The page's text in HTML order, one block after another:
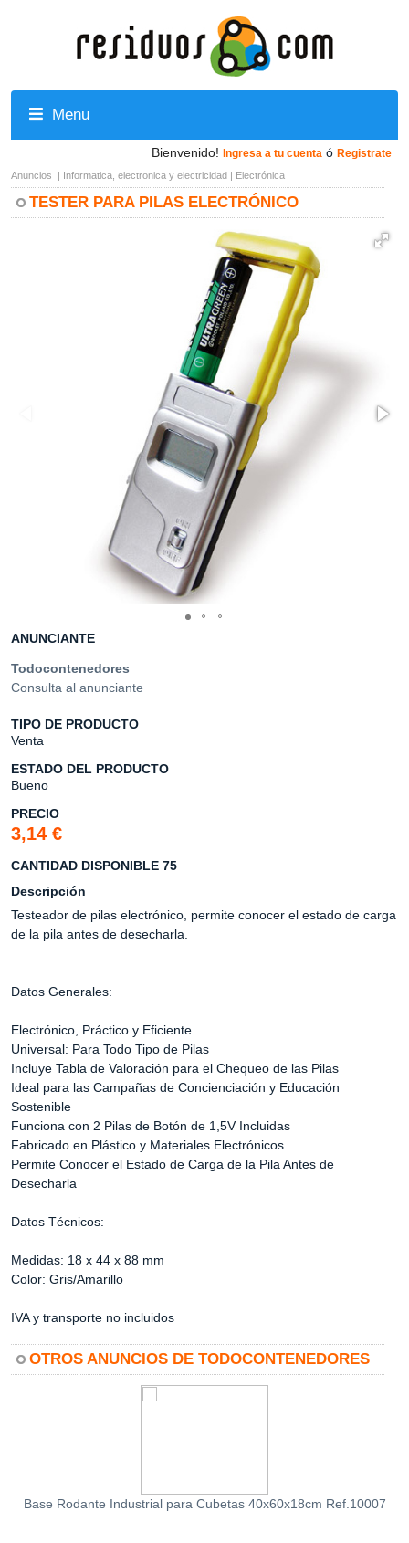
Menu
Bienvenido! Ingresa a tu cuenta ó Registrate
Anuncios | Informatica, electronica y electricidad | Electrónica
TESTER PARA PILAS ELECTRÓNICO
ANUNCIANTE
Todocontenedores
Consulta al anunciante
TIPO DE PRODUCTO
Venta
ESTADO DEL PRODUCTO
Bueno
PRECIO
3,14 €
CANTIDAD DISPONIBLE 75
Descripción
Testeador de pilas electrónico, permite conocer el estado de carga
de la pila antes de desecharla.
Datos Generales:
Electrónico, Práctico y Eficiente
Universal: Para Todo Tipo de Pilas
Incluye Tabla de Valoración para el Chequeo de las Pilas
Ideal para las Campañas de Concienciación y Educación
Sostenible
Funciona con 2 Pilas de Botón de 1,5V Incluidas
Fabricado en Plástico y Materiales Electrónicos
Permite Conocer el Estado de Carga de la Pila Antes de
Desecharla
Datos Técnicos:
Medidas: 18 x 44 x 88 mm
Color: Gris/Amarillo
IVA y transporte no incluidos
OTROS ANUNCIOS DE TODOCONTENEDORES
Base Rodante Industrial para Cubetas 40x60x18cm Ref.10007